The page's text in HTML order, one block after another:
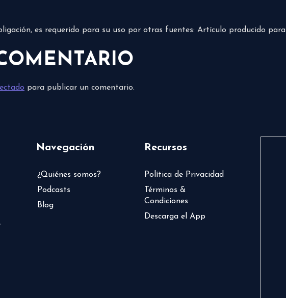
es requerido para su uso por otras fuentes: Artículo producido para
para publicar un comentario.
Navegación
¿Quiénes somos?
Podcasts
Blog
Recursos
Política de Privacidad
Términos &
Condiciones
Descarga el App